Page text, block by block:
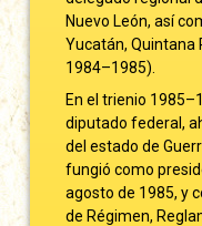
Nuevo León, así
Yucatán, Quintana
1984–1985).
En el trienio
diputado federal,
del estado de
fungió como
agosto de 1985, y
de Régimen,